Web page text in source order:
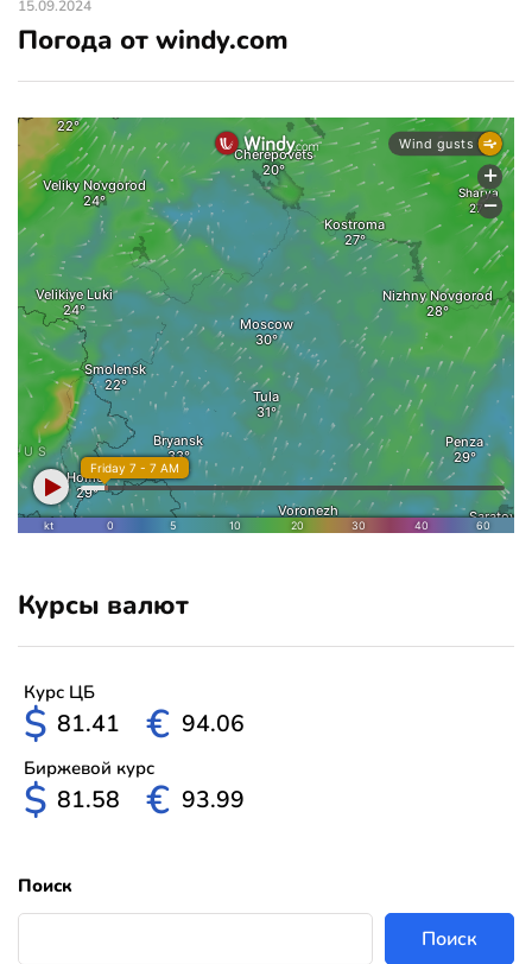
15.09.2024
Погода от windy.com
Курсы валют
Курс ЦБ
$ 81.41 € 94.06
Биржевой курс
$ 81.58 € 93.99
Поиск
Поиск